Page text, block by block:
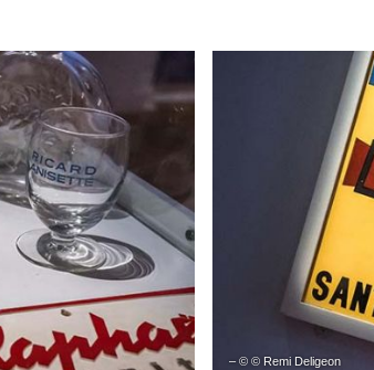
– © © Remi Deligeon